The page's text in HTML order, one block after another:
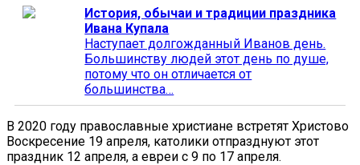
История, обычаи и традиции праздника
Ивана Купала
Наступает долгожданный Иванов день.
Большинству людей этот день по душе,
потому что он отличается от
большинства…
В 2020 году православные христиане встретят Христово
Воскресение 19 апреля, католики отпразднуют этот
праздник 12 апреля, а евреи с 9 по 17 апреля.